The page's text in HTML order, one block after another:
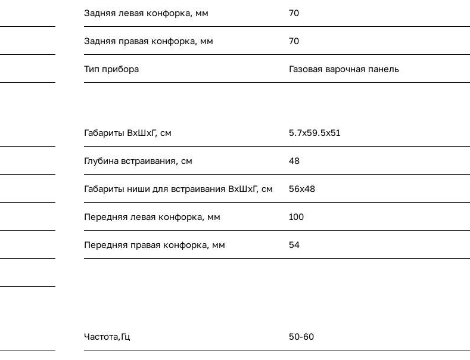
Задняя левая конфорка, мм 70
Задняя правая конфорка, мм 70
Тип прибора Газовая варочная панель
Габариты ВхШхГ, cм 5.7х59.5х51
Глубина встраивания, см 48
Габариты ниши для встраивания ВхШхГ, cм 56х48
Передняя левая конфорка, мм 100
Передняя правая конфорка, мм 54
Частота,Гц 50-60